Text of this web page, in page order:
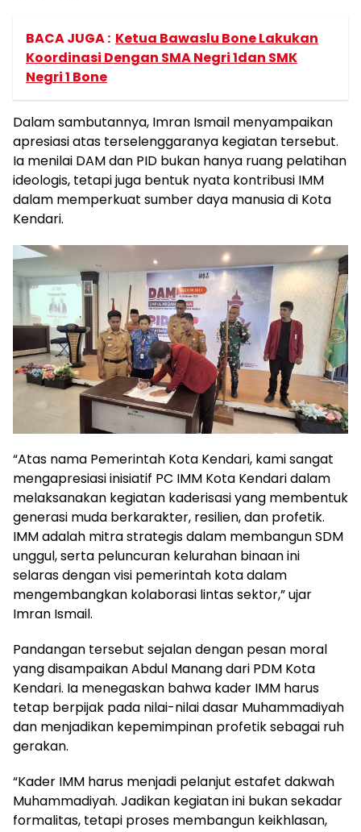
BACA JUGA : Ketua Bawaslu Bone Lakukan
Koordinasi Dengan SMA Negri 1dan SMK
Negri 1 Bone
Dalam sambutannya, Imran Ismail menyampaikan
apresiasi atas terselenggaranya kegiatan tersebut.
Ia menilai DAM dan PID bukan hanya ruang pelatihan
ideologis, tetapi juga bentuk nyata kontribusi IMM
dalam memperkuat sumber daya manusia di Kota
Kendari.
“Atas nama Pemerintah Kota Kendari, kami sangat
mengapresiasi inisiatif PC IMM Kota Kendari dalam
melaksanakan kegiatan kaderisasi yang membentuk
generasi muda berkarakter, resilien, dan profetik.
IMM adalah mitra strategis dalam membangun SDM
unggul, serta peluncuran kelurahan binaan ini
selaras dengan visi pemerintah kota dalam
mengembangkan kolaborasi lintas sektor,” ujar
Imran Ismail.
Pandangan tersebut sejalan dengan pesan moral
yang disampaikan Abdul Manang dari PDM Kota
Kendari. Ia menegaskan bahwa kader IMM harus
tetap berpijak pada nilai-nilai dasar Muhammadiyah
dan menjadikan kepemimpinan profetik sebagai ruh
gerakan.
“Kader IMM harus menjadi pelanjut estafet dakwah
Muhammadiyah. Jadikan kegiatan ini bukan sekadar
formalitas, tetapi proses membangun keikhlasan,